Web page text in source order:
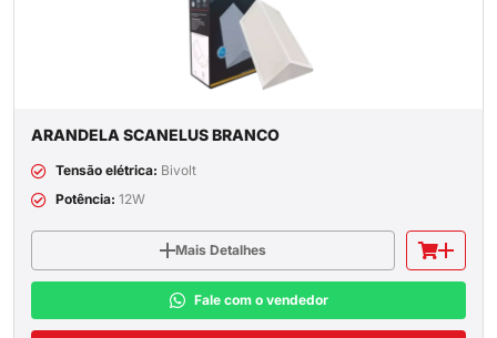
ARANDELA SCANELUS BRANCO
Tensão elétrica: Bivolt
Potência: 12W
Mais Detalhes
Fale com o vendedor